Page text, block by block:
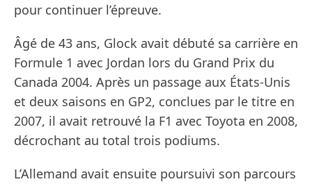
pour continuer l’épreuve.
Âgé de 43 ans, Glock avait débuté sa carrière en
Formule 1 avec Jordan lors du Grand Prix du
Canada 2004. Après un passage aux États-Unis
et deux saisons en GP2, conclues par le titre en
2007, il avait retrouvé la F1 avec Toyota en 2008,
décrochant au total trois podiums.
L’Allemand avait ensuite poursuivi son parcours